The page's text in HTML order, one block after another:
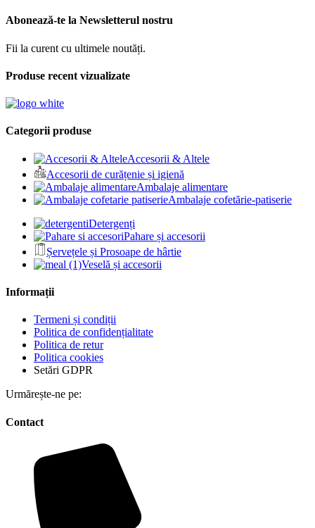
Abonează-te la Newsletterul nostru
Fii la curent cu ultimele noutăți.
Produse recent vizualizate
Categorii produse
Accesorii & Altele
Accesorii de curățenie și igienă
Ambalaje alimentare
Ambalaje cofetărie-patiserie
Detergenți
Pahare și accesorii
Șervețele și Prosoape de hârtie
Veselă și accesorii
Informații
Termeni și condiții
Politica de confidențialitate
Politica de retur
Politica cookies
Setări GDPR
Urmărește-ne pe:
Contact